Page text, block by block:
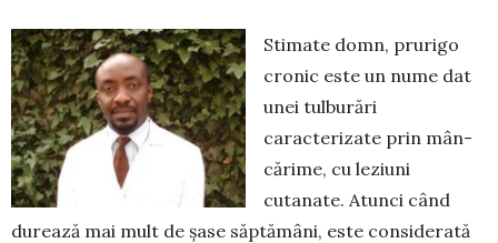
Stimate domn, prurigo
cronic este un nume dat
unei tulburări
caracterizate prin mân­
cărime, cu leziuni
cutanate. Atunci când
durează mai mult de șase săptă­mâni, este considerată